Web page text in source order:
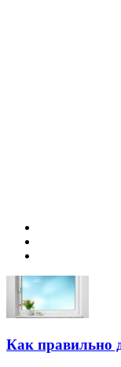
Как правильно